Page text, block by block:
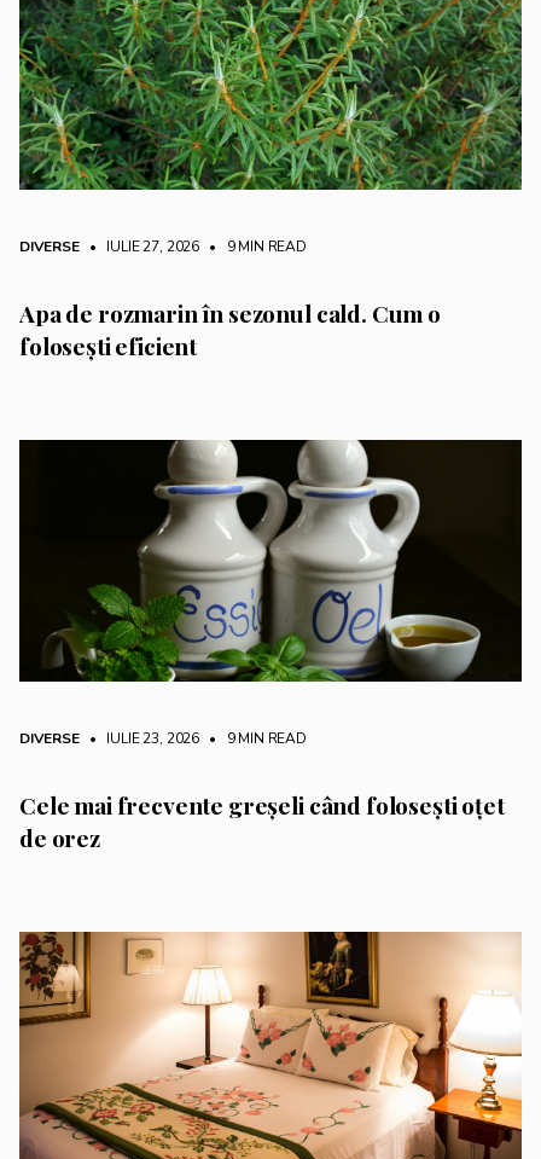
DIVERSE • IULIE 27, 2026 • 9 MIN READ
Apa de rozmarin în sezonul cald. Cum o
folosești eficient
DIVERSE • IULIE 23, 2026 • 9 MIN READ
Cele mai frecvente greșeli când folosești oțet
de orez